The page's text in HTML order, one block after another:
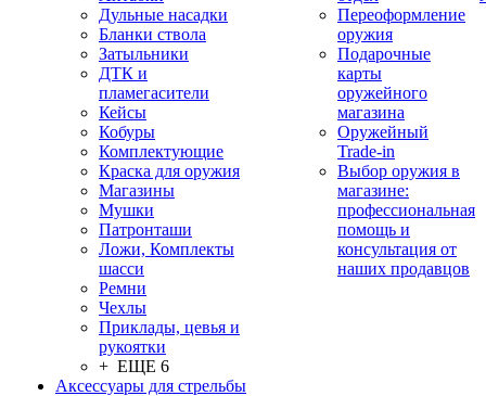
Дульные насадки
Бланки ствола
Затыльники
ДТК и
пламегасители
Кейсы
Кобуры
Комплектующие
Краска для оружия
Магазины
Мушки
Патронташи
Ложи, Комплекты
шасси
Ремни
Чехлы
Приклады, цевья и
рукоятки
+ ЕЩЕ 6
Аксессуары для стрельбы
Переоформление
оружия
Подарочные
карты
оружейного
магазина
Оружейный
Trade-in
Выбор оружия в
магазине:
профессиональная
помощь и
консультация от
наших продавцов